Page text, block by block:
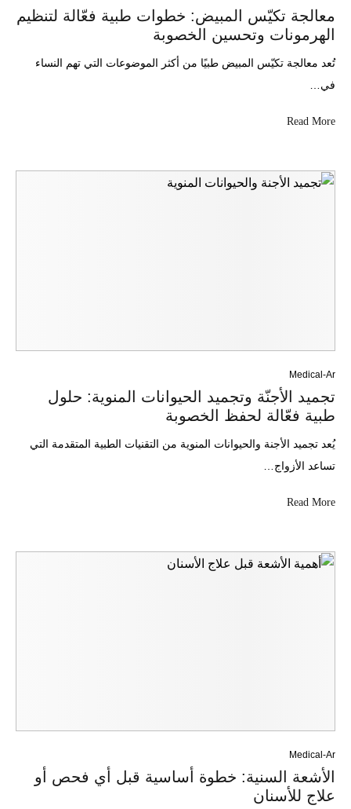
معالجة تكيّس المبيض: خطوات طبية فعّالة لتنظيم
الهرمونات وتحسين الخصوبة
تُعد معالجة تكيّس المبيض طبيًا من أكثر الموضوعات التي تهم النساء
في…
Read More
Medical-Ar
تجميد الأجنّة وتجميد الحيوانات المنوية: حلول
طبية فعّالة لحفظ الخصوبة
يُعد تجميد الأجنة والحيوانات المنوية من التقنيات الطبية المتقدمة التي
تساعد الأزواج…
Read More
Medical-Ar
الأشعة السنية: خطوة أساسية قبل أي فحص أو
علاج للأسنان